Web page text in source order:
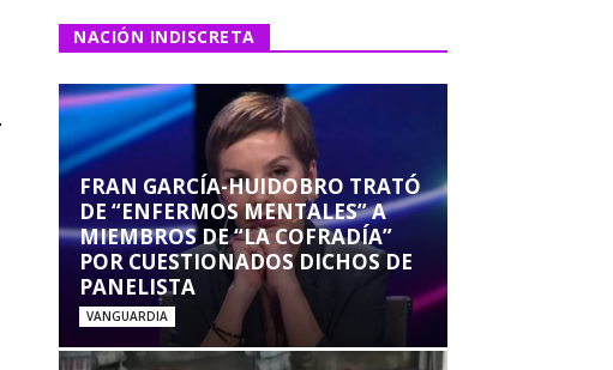
NACIÓN INDISCRETA
FRAN GARCÍA-HUIDOBRO TRATÓ
DE “ENFERMOS MENTALES” A
MIEMBROS DE “LA COFRADÍA”
POR CUESTIONADOS DICHOS DE
PANELISTA
VANGUARDIA